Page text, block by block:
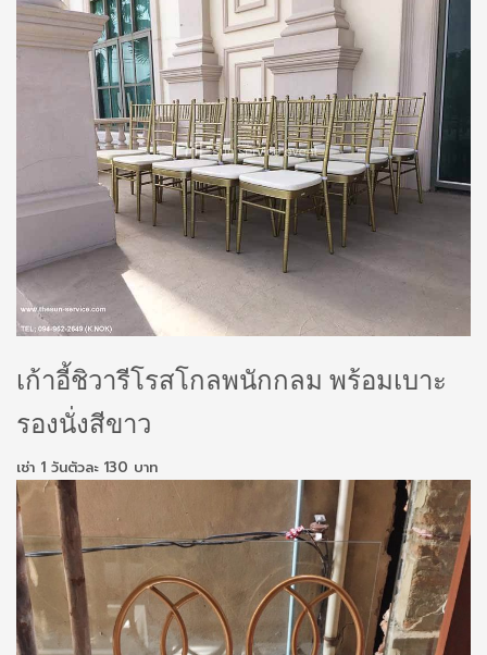
เก้าอี้ชิวารีโรสโกลพนักกลม พร้อมเบาะ
รองนั่งสีขาว
เช่า 1 วันตัวละ 130 บาท